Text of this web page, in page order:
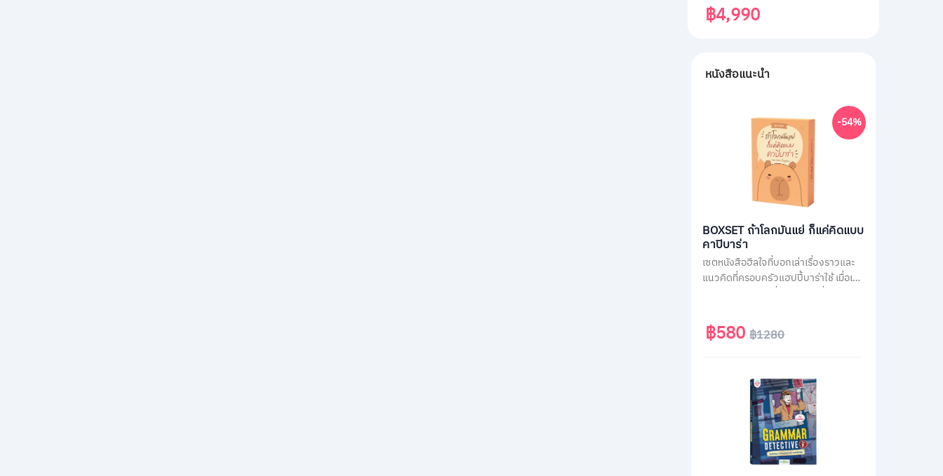
฿4,990
หนังสือแนะนำ
BOXSET ถ้าโลกมันแย่ ก็แค่คิดแบบ
คาปิบาร่า
เซตหนังสือฮีลใจที่บอกเล่าเรื่องราวและ
แนวคิดที่ครอบครัวแฮปปี้บาร่าใช้ เมื่อเจอ
เรื่องความรัก หรือเรื่องของสังคม รวม
กว่า 70 สถานการณ์ เพื่อเปลี่ยนมุมมอง
สติกเกอร์ และที่คั่นคาปิบาร่า
-54%
฿580฿1280